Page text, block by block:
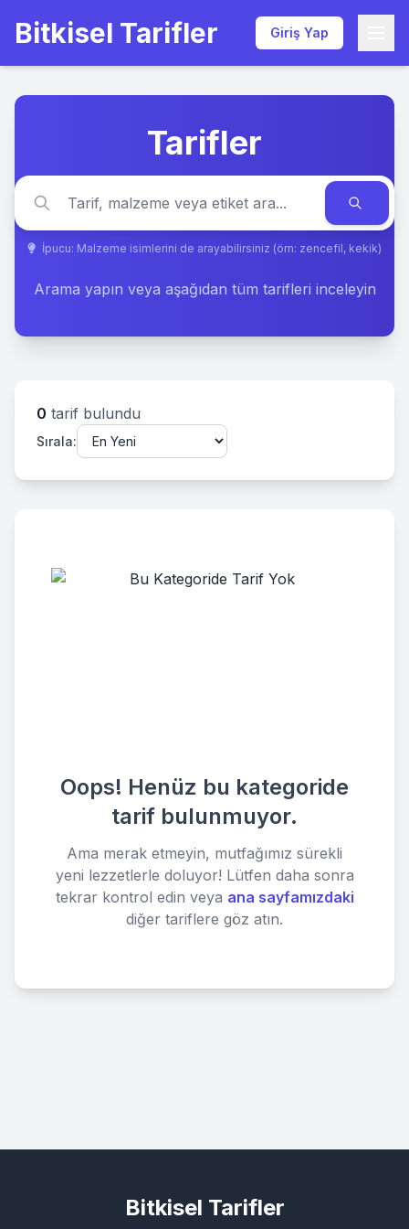
Bitkisel Tarifler Giriş Yap
Tarifler
İpucu: Malzeme isimlerini de arayabilirsiniz (örn: zencefil, kekik)
Arama yapın veya aşağıdan tüm tarifleri inceleyin
0 tarif bulundu
Sırala:
Oops! Henüz bu kategoride
tarif bulunmuyor.
Ama merak etmeyin, mutfağımız sürekli
yeni lezzetlerle doluyor! Lütfen daha sonra
tekrar kontrol edin veya ana sayfamızdaki
diğer tariflere göz atın.
Bitkisel Tarifler